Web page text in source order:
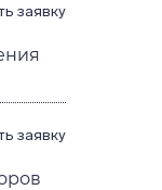
заявку
заявку